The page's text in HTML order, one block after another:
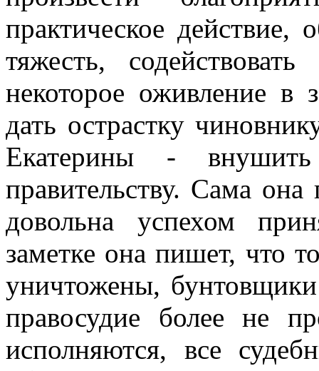
практическое действие,
тяжесть,
некоторое оживление в
дать острастку
Екатерины -
правительству. Сама
довольна успехом
заметке она пишет, что
уничтожены,
правосудие более не
исполняются, все